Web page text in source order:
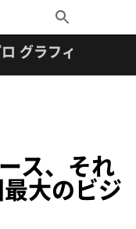
Toggle
Search
グラフィックス
ス、それ
大のビジ